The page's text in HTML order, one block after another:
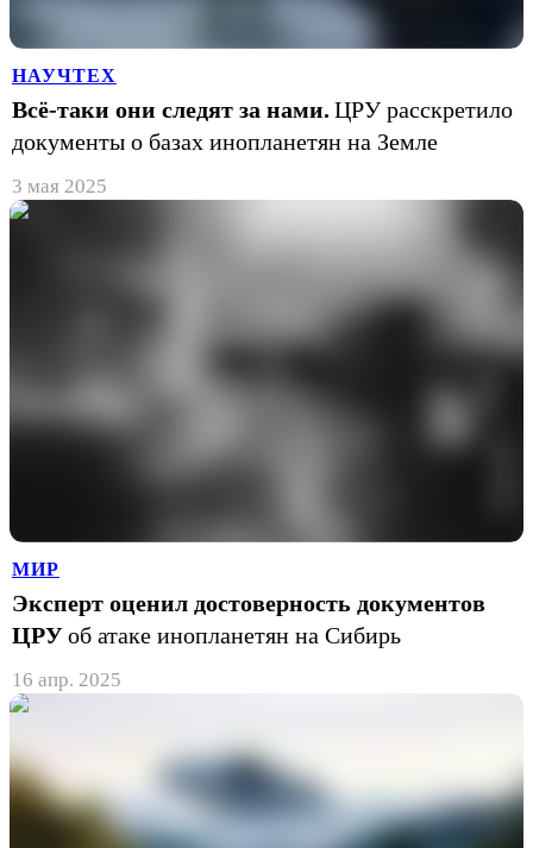
НАУЧТЕХ
Всё-таки они следят за нами. ЦРУ расскретило
документы о базах инопланетян на Земле
3 мая 2025
МИР
Эксперт оценил достоверность документов
ЦРУоб атаке инопланетян на Сибирь
16 апр. 2025